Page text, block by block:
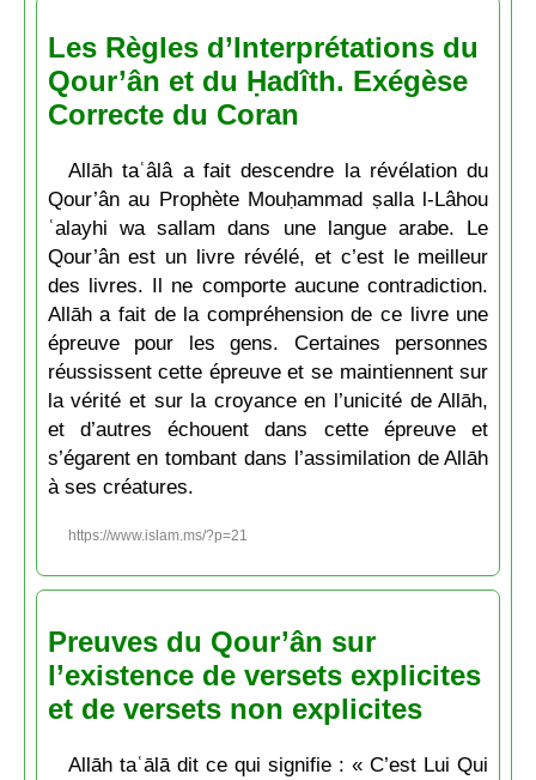
Les Règles d’Interprétations du
Qour’ân et du Ḥadîth. Exégèse
Correcte du Coran
Allāh taʿâlâ a fait descendre la révélation du
Qour’ân au Prophète Mouḥammad ṣalla l-Lâhou
ʿalayhi wa sallam dans une langue arabe. Le
Qour’ân est un livre révélé, et c’est le meilleur
des livres. Il ne comporte aucune contradiction.
Allāh a fait de la compréhension de ce livre une
épreuve pour les gens. Certaines personnes
réussissent cette épreuve et se maintiennent sur
la vérité et sur la croyance en l’unicité de Allāh,
et d’autres échouent dans cette épreuve et
s’égarent en tombant dans l’assimilation de Allāh
à ses créatures.
https://www.islam.ms/?p=21
Preuves du Qour’ân sur
l’existence de versets explicites
et de versets non explicites
Allāh taʿālā dit ce qui signifie : « C’est Lui Qui